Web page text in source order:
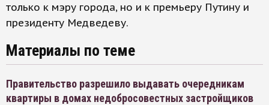
только к мэру города, но и к премьеру Путину и
президенту Медведеву.
Материалы по теме
Правительство разрешило выдавать очередникам
квартиры в домах недобросовестных застройщиков